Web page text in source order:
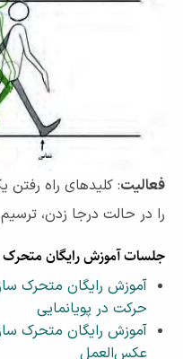
فعالیت: کلیدهای راه
را در حالت درجا زدن،
جلسات آموزش رایگان
حرکت در پویانمایی
عکس‌العمل